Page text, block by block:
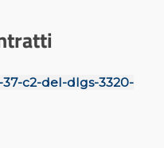
c2-del-dlgs-3320-